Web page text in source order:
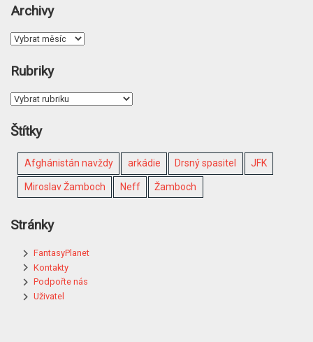
Archivy
Rubriky
Štítky
Afghánistán navždy arkádie Drsný spasitel JFK
Miroslav Žamboch Neff Žamboch
Stránky
FantasyPlanet
Kontakty
Podpořte nás
Uživatel